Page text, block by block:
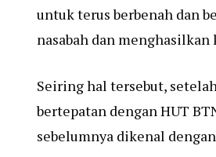
untuk terus berbenah dan
nasabah dan
Seiring hal tersebut,
bertepatan dengan HUT
sebelumnya dikenal